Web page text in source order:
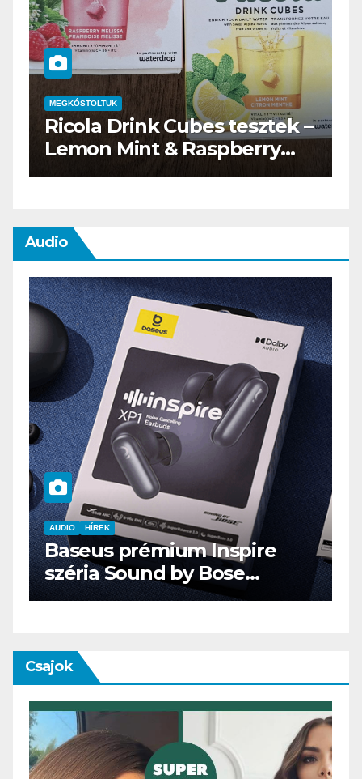
MEGKÓSTOLTUK
Waterdrop üdítő kapszula
teszt
Audio
AUDIO IT MŰSZAKI
ENDORFY VIRO Plus USB
Csajok